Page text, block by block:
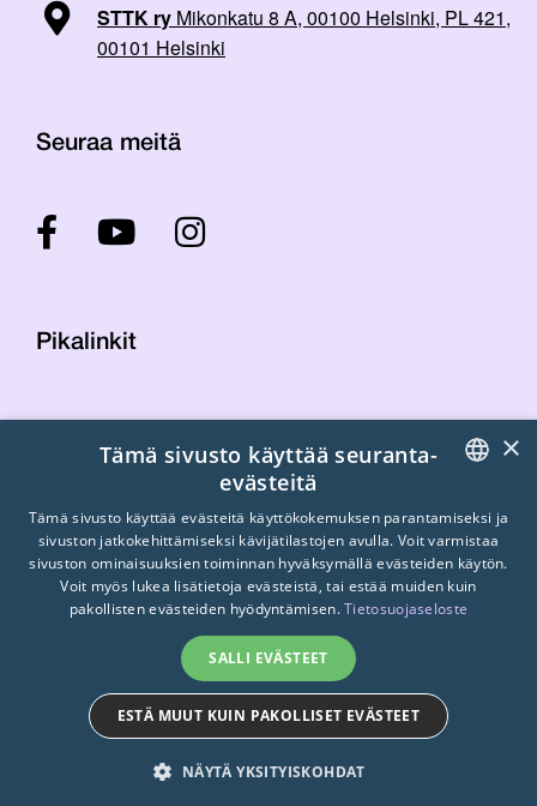
STTK ry Mikonkatu 8 A, 00100 Helsinki, PL 421,
00101 Helsinki
Seuraa meitä
Pikalinkit
Laskutustiedot
Tietosuojaseloste
Turvallisemman tilan periaatteet
© 2026 STTK. Made with ❤ byAvoin.Systems
FINNISH
SWEDISH
×
Tämä sivusto käyttää seuranta-
evästeitä
Tämä sivusto käyttää evästeitä käyttökokemuksen parantamiseksi ja
sivuston jatkokehittämiseksi kävijätilastojen avulla. Voit varmistaa
sivuston ominaisuuksien toiminnan hyväksymällä evästeiden käytön.
Voit myös lukea lisätietoja evästeistä, tai estää muiden kuin
pakollisten evästeiden hyödyntämisen.Tietosuojaseloste
SALLI EVÄSTEET
ESTÄ MUUT KUIN PAKOLLISET EVÄSTEET
NÄYTÄ YKSITYISKOHDAT